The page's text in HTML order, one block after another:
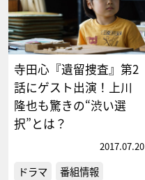
寺田心『遺留捜査』第2
話にゲスト出演！上川
隆也も驚きの“渋い選
択”とは？
2017.07.20
ドラマ
番組情報